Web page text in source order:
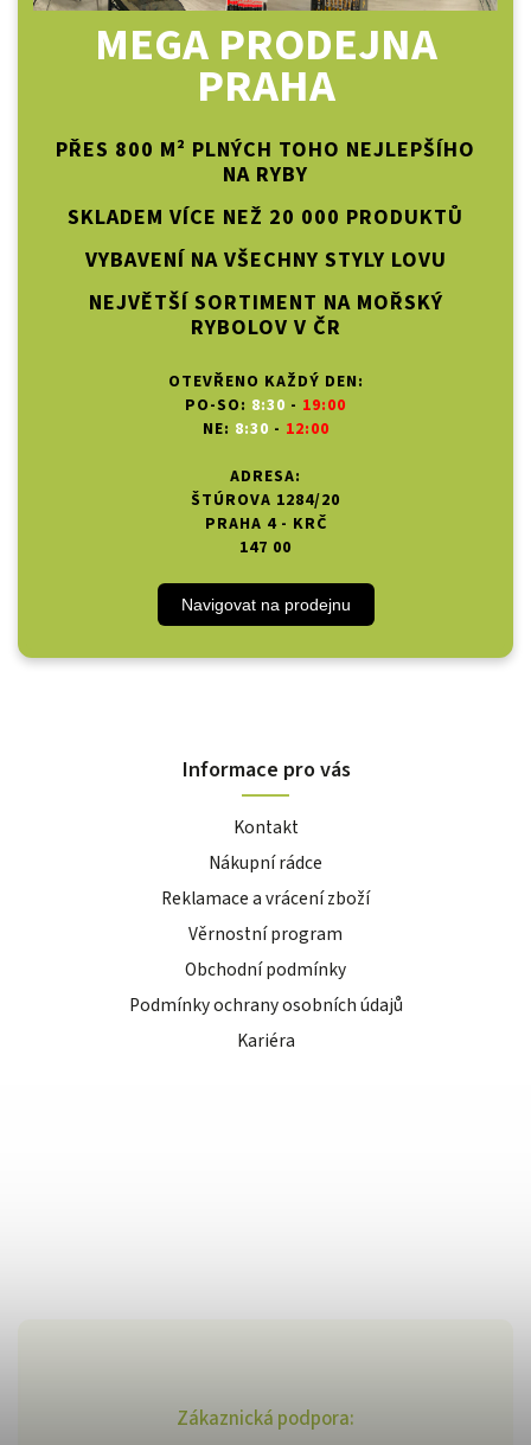
Zákaznická podpora:
MEGA PRODEJNA
PRAHA
PŘES 800 M² PLNÝCH TOHO NEJLEPŠÍHO
NA RYBY
SKLADEM VÍCE NEŽ 20 000 PRODUKTŮ
VYBAVENÍ NA VŠECHNY STYLY LOVU
NEJVĚTŠÍ SORTIMENT NA MOŘSKÝ
RYBOLOV V ČR
OTEVŘENO KAŽDÝ DEN:
PO-SO: 8:30 - 19:00
NE: 8:30 - 12:00
ADRESA:
ŠTÚROVA 1284/20
PRAHA 4 - KRČ
147 00
Navigovat na prodejnu
Informace pro vás
Kontakt
Nákupní rádce
Reklamace a vrácení zboží
Věrnostní program
Obchodní podmínky
Podmínky ochrany osobních údajů
Kariéra